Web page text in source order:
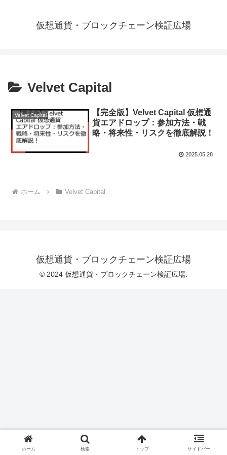
仮想通貨・ブロックチェーン検証広場
Velvet Capital
Velvet Capital
【完全版】Velvet Capital 仮想通
貨エアドロップ：参加方法・戦
略・将来性・リスクを徹底解説！
2025.05.28
ホーム Velvet Capital
仮想通貨・ブロックチェーン検証広場
© 2024 仮想通貨・ブロックチェーン検証広場.
ホーム 検索 トップ サイドバー